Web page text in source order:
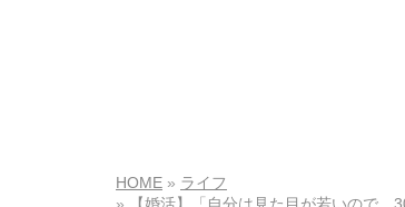
HOME
ライフ